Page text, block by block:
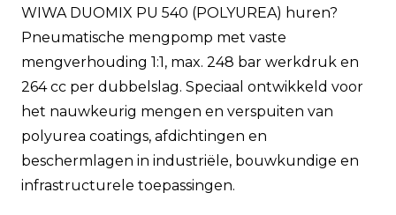
WIWA DUOMIX PU 540 (POLYUREA) huren?
Pneumatische mengpomp met vaste
mengverhouding 1:1, max. 248 bar werkdruk en
264 cc per dubbelslag. Speciaal ontwikkeld voor
het nauwkeurig mengen en verspuiten van
polyurea coatings, afdichtingen en
beschermlagen in industriële, bouwkundige en
infrastructurele toepassingen.